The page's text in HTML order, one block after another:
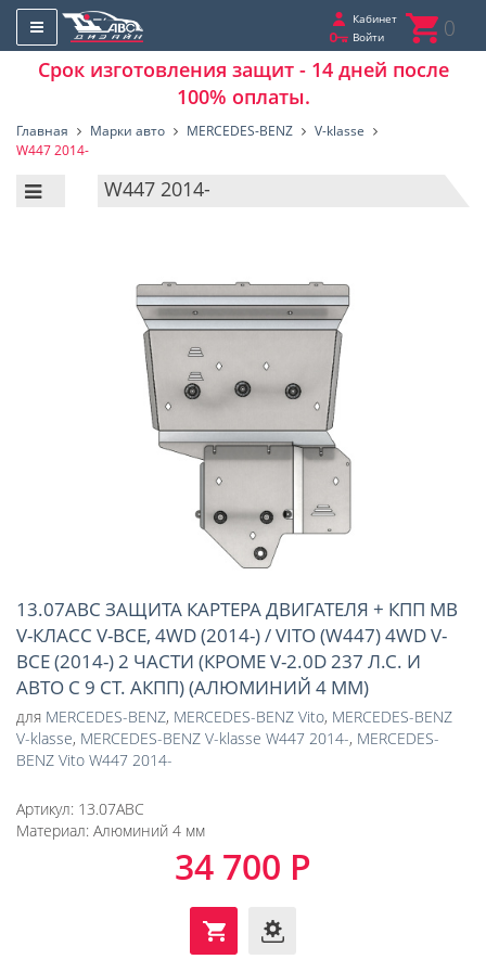
Кабинет
Войти
0
Срок изготовления защит - 14 дней после
100% оплаты.
Главная Марки авто MERCEDES-BENZ
V-klasse
W447 2014-
W447 2014-
13.07ABC ЗАЩИТА КАРТЕРА ДВИГАТЕЛЯ + КПП MB
V-КЛАСС V-ВСЕ, 4WD (2014-) / VITO (W447) 4WD V-
ВСЕ (2014-) 2 ЧАСТИ (КРОМЕ V-2.0D 237 Л.С. И
АВТО С 9 СТ. АКПП) (АЛЮМИНИЙ 4 ММ)
для MERCEDES-BENZ, MERCEDES-BENZ Vito, MERCEDES-BENZ
V-klasse, MERCEDES-BENZ V-klasse W447 2014-, MERCEDES-
BENZ Vito W447 2014-
Артикул: 13.07ABC
Материал: Алюминий 4 мм
34 700 Р